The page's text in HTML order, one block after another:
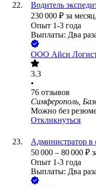
Водитель
230 000 ₽ за месяц,
Опыт 1-3 года
Выплаты: Два
ООО Айси
3.3
•
76 отзывов
Симферополь,
Можно без
Откликнуться
Администратор
50 000 – 80 000 ₽
Опыт 1-3 года
Выплаты: Два